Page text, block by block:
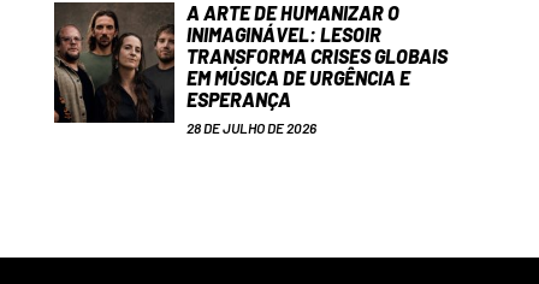
A ARTE DE HUMANIZAR O
INIMAGINÁVEL: LESOIR
TRANSFORMA CRISES GLOBAIS
EM MÚSICA DE URGÊNCIA E
ESPERANÇA
28 DE JULHO DE 2026